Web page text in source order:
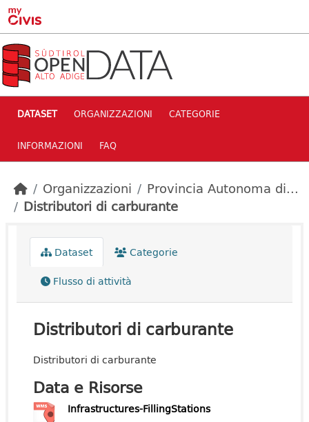
Skip to main content
DATASET ORGANIZZAZIONI CATEGORIE
INFORMAZIONI FAQ
Organizzazioni
Provincia Autonoma di...
Distributori di carburante
Dataset
Categorie
Flusso di attività
Distributori di carburante
Distributori di carburante
Data e Risorse
Infrastructures-FillingStations